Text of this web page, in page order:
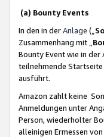
(a) Bounty Events
In den in derAnlage („
Zusammenhang mit „
Bounty Event wie in der
teilnehmende
ausführt.
Amazon zahlt keine
Anmeldungen unter
Person, wiederholter
alleinigen Ermessen